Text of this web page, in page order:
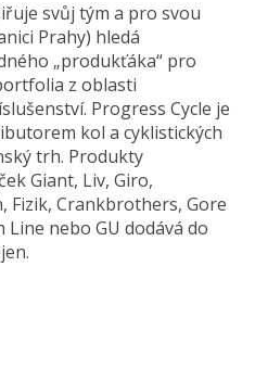
svůj tým a pro svou
Prahy) hledá
„produkťáka“ pro
z oblasti
Progress Cycle je
kol a cyklistických
trh. Produkty
Giant, Liv, Giro,
Fizik, Crankbrothers, Gore
Line nebo GU dodává do